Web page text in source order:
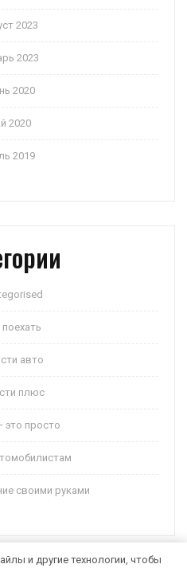
2023
2023
2020
2020
2019
поехать
авто
плюс
это просто
своими руками
и другие технологии, чтобы